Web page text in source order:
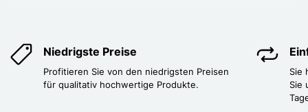
Niedrigste Preise
Profitieren Sie von den niedrigsten Preisen
für qualitativ hochwertige Produkte.
Sie
Sie